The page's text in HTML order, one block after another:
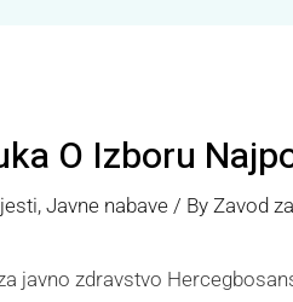
O Izboru
,Javne nabave / By Zavod
javno zdravstvo